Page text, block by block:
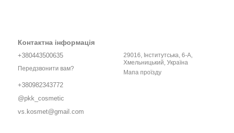
Контактна інформація
+380443500635
Передзвонити вам?
+380982343772
@pkk_cosmetic
vs.kosmet@gmail.com
29016, Інститутська, 6-A,
Хмельницький, Україна
Мапа проїзду